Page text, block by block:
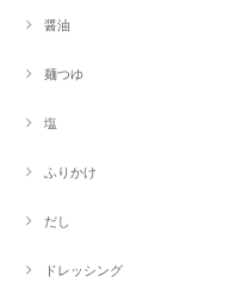
醤油
麺つゆ
塩
ふりかけ
だし
ドレッシング